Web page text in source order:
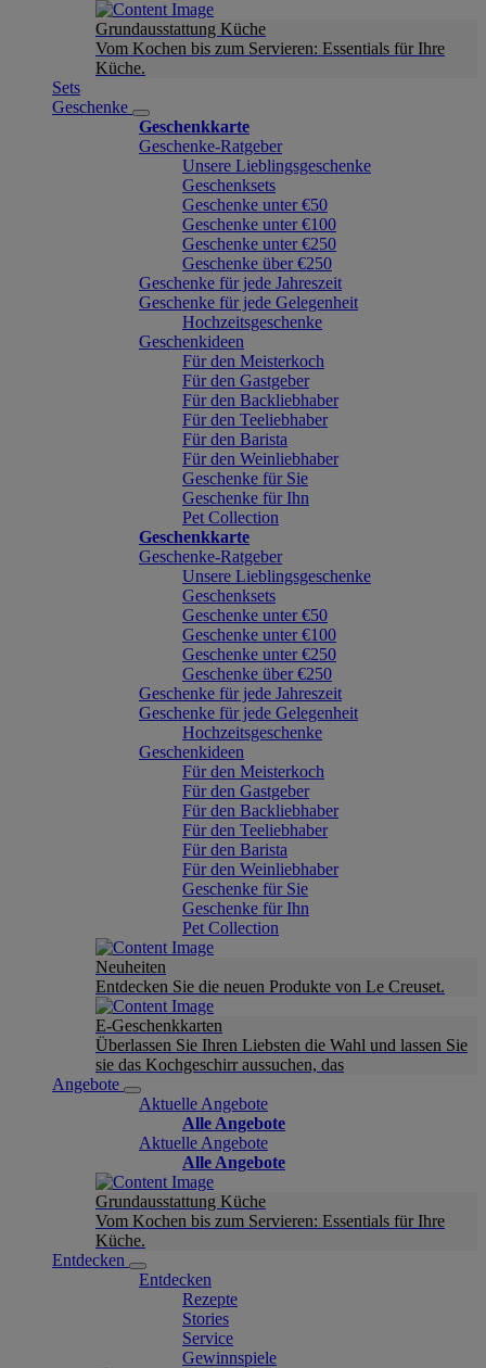
Grundausstattung Küche
Vom Kochen bis zum Servieren: Essentials für Ihre
Küche.
Sets
Geschenke
Geschenkkarte
Geschenke-Ratgeber
Unsere Lieblingsgeschenke
Geschenksets
Geschenke unter €50
Geschenke unter €100
Geschenke unter €250
Geschenke über €250
Geschenke für jede Jahreszeit
Geschenke für jede Gelegenheit
Hochzeitsgeschenke
Geschenkideen
Für den Meisterkoch
Für den Gastgeber
Für den Backliebhaber
Für den Teeliebhaber
Für den Barista
Für den Weinliebhaber
Geschenke für Sie
Geschenke für Ihn
Pet Collection
Geschenkkarte
Geschenke-Ratgeber
Unsere Lieblingsgeschenke
Geschenksets
Geschenke unter €50
Geschenke unter €100
Geschenke unter €250
Geschenke über €250
Geschenke für jede Jahreszeit
Geschenke für jede Gelegenheit
Hochzeitsgeschenke
Geschenkideen
Für den Meisterkoch
Für den Gastgeber
Für den Backliebhaber
Für den Teeliebhaber
Für den Barista
Für den Weinliebhaber
Geschenke für Sie
Geschenke für Ihn
Pet Collection
Neuheiten
Entdecken Sie die neuen Produkte von Le Creuset.
E-Geschenkkarten
Überlassen Sie Ihren Liebsten die Wahl und lassen Sie
sie das Kochgeschirr aussuchen, das
Angebote
Aktuelle Angebote
Alle Angebote
Aktuelle Angebote
Alle Angebote
Grundausstattung Küche
Vom Kochen bis zum Servieren: Essentials für Ihre
Küche.
Entdecken
Entdecken
Rezepte
Stories
Service
Gewinnspiele